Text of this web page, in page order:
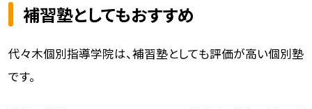
補習塾としてもおすすめ
代々木個別指導学院は、補習塾としても評価が高い個別塾
です。